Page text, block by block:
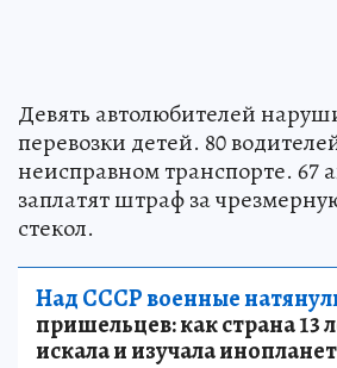
Девять автолюбителей
перевозки детей. 80
неисправном транспорте. 67
заплатят штраф за
стекол.
Над СССР военные
пришельцев: как страна 13
искала и изучала